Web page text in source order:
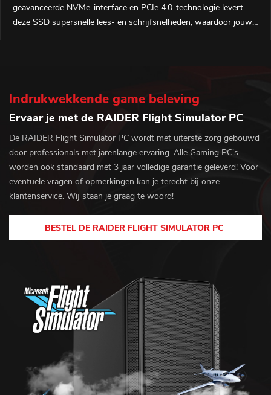
geavanceerde NVMe-interface en PCIe 4.0-technologie levert
deze SSD supersnelle lees- en schrijfsnelheden, waardoor jouw
Indrukwekkende game beleving
Ervaar je met de RAIDER Flight Simulator PC
De RAIDER Flight Simulator PC wordt met uiterste zorg gebouwd
door professionals met jarenlange ervaring. Alle Gaming PC's
worden ook standaard met 3 jaar volledige garantie geleverd! Voor
eventuele vragen of opmerkingen kan je terecht bij onze
klantenservice. Wij staan je graag te woord!
BESTEL DE RAIDER FLIGHT SIMULATOR PC